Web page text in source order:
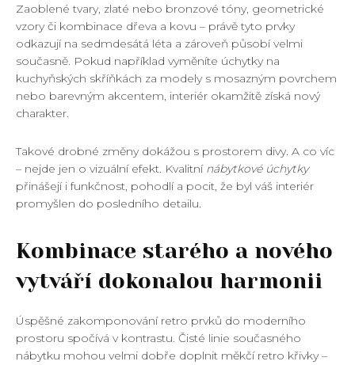
Zaoblené tvary, zlaté nebo bronzové tóny, geometrické
vzory či kombinace dřeva a kovu – právě tyto prvky
odkazují na sedmdesátá léta a zároveň působí velmi
současně. Pokud například vyměníte úchytky na
kuchyňských skříňkách za modely s mosazným povrchem
nebo barevným akcentem, interiér okamžitě získá nový
charakter.
Takové drobné změny dokážou s prostorem divy. A co víc
– nejde jen o vizuální efekt. Kvalitní nábytkové úchytky
přinášejí i funkčnost, pohodlí a pocit, že byl váš interiér
promyšlen do posledního detailu.
Kombinace starého a nového
vytváří dokonalou harmonii
Úspěšné zakomponování retro prvků do moderního
prostoru spočívá v kontrastu. Čisté linie současného
nábytku mohou velmi dobře doplnit měkčí retro křivky –